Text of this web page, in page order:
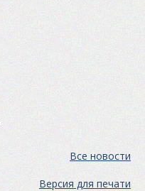
Все новости
Версия для печати